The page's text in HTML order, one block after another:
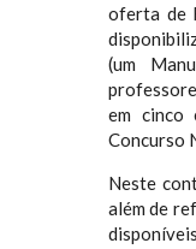
oferta de
(um
em cinco
Concurso
Neste
além de